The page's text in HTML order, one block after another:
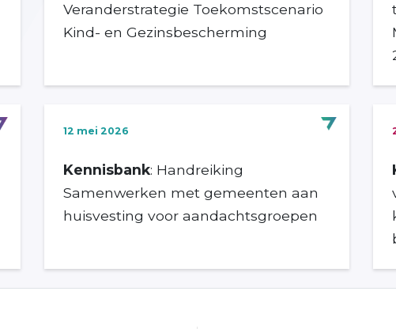
Veranderstrategie Toekomstscenario
Kind- en Gezinsbescherming
12 mei 2026
Kennisbank: Handreiking
Samenwerken met gemeenten aan
huisvesting voor aandachtsgroepen